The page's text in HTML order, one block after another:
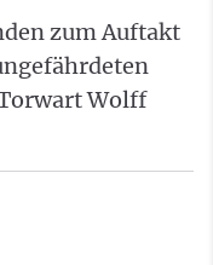
zum Auftakt
Wolff